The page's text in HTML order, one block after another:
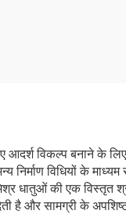
आदर्श विकल्प बनाने के
निर्माण विधियों के
धातुओं की एक विस्तृत
है और सामग्री के